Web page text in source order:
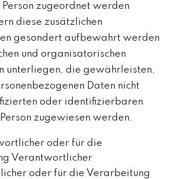
Person zugeordnet werden
diese zusätzlichen
gesondert aufbewahrt werden
und organisatorischen
unterliegen, die gewährleisten,
Daten nicht
oder identifizierbaren
zugewiesen werden.
oder für die
Verantwortlicher
oder für die Verarbeitung